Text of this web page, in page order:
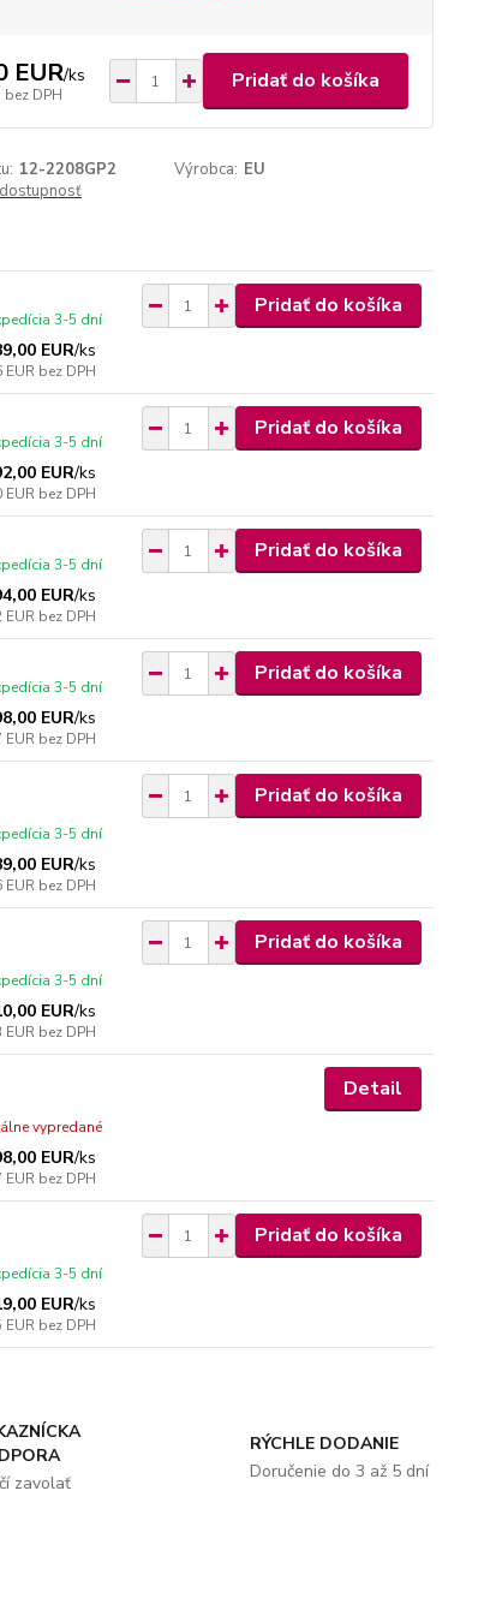
EUR/ks
bez DPH
Pridať do košíka
12-2208GP2 Výrobca: EU
EUR/ks
EUR bez DPH
3-5 dní
Pridať do košíka
EUR/ks
EUR bez DPH
3-5 dní
Pridať do košíka
EUR/ks
EUR bez DPH
3-5 dní
Pridať do košíka
EUR/ks
EUR bez DPH
3-5 dní
Pridať do košíka
EUR/ks
EUR bez DPH
3-5 dní
Pridať do košíka
EUR/ks
EUR bez DPH
3-5 dní
Pridať do košíka
EUR/ks
EUR bez DPH
vypredané
Detail
EUR/ks
EUR bez DPH
3-5 dní
Pridať do košíka
zavolať
RÝCHLE DODANIE
Doručenie do 3 až 5 dní